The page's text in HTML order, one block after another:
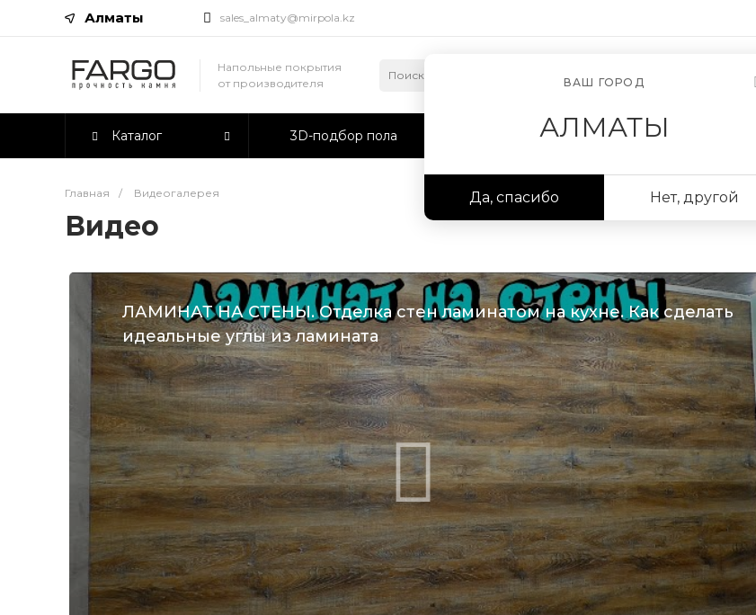
Алматы
ВАШ ГОРОД
АЛМАТЫ
Да, спасибо Нет, другой
sales_almaty@mirpola.kz
Напольные покрытия
от производителя
Каталог 3D-подбор пола Сотрудничество
Главная / Видеогалерея
Видео
ЛАМИНАТ НА СТЕНЫ. Отделка стен ламинатом на кухне. Как сделать
идеальные углы из ламината